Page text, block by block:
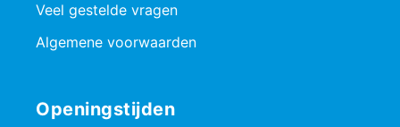
Veel gestelde vragen
Algemene voorwaarden
Openingstijden